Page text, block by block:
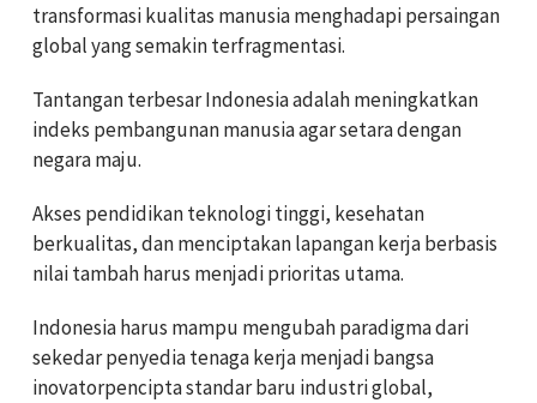
transformasi kualitas manusia menghadapi persaingan
global yang semakin terfragmentasi.
Tantangan terbesar Indonesia adalah meningkatkan
indeks pembangunan manusia agar setara dengan
negara maju.
Akses pendidikan teknologi tinggi, kesehatan
berkualitas, dan menciptakan lapangan kerja berbasis
nilai tambah harus menjadi prioritas utama.
Indonesia harus mampu mengubah paradigma dari
sekedar penyedia tenaga kerja menjadi bangsa
inovatorpencipta standar baru industri global,